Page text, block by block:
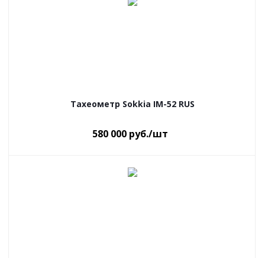
Тахеометр Sokkia IM-52 RUS
580 000 руб./шт